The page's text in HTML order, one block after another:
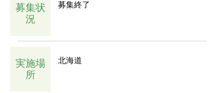
募集状
況
募集終了
実施場
所
北海道